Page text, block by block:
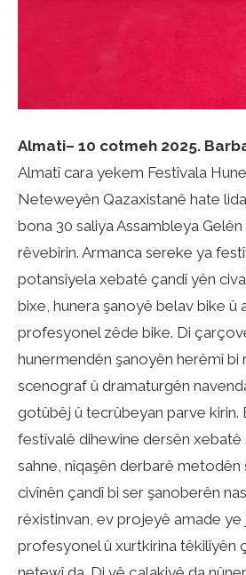
Almati– 10 cotmeh 2025.
Almatî cara yekem Festîvala
Neteweyên Qazaxistanê hate
bona 30 saliya Assambleya
rêvebirin. Armanca sereke ya
potansîyela xebatê çandî yên
bixe, hunera şanoyê belav bike û
profesyonel zêde bike. Di
hunermendên şanoyên herêmî bi
scenograf û dramaturgên
gotûbêj û tecrûbeyan parve kirin.
festîvalê dihewîne dersên
sahne, nîqaşên derbarê metodên
civînên çandî bi ser şanoberên
rêxistinvan, ev projeyê amade ye
profesyonel û xurtkirina têkilîyên